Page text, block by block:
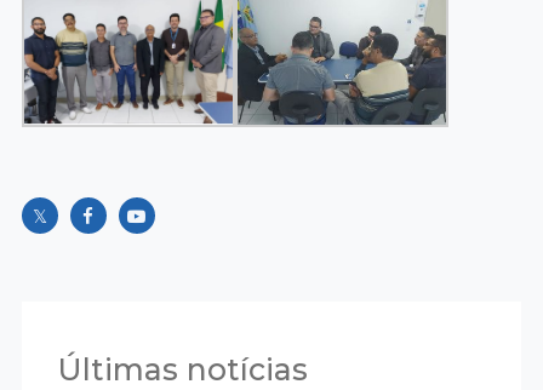
Últimas notícias